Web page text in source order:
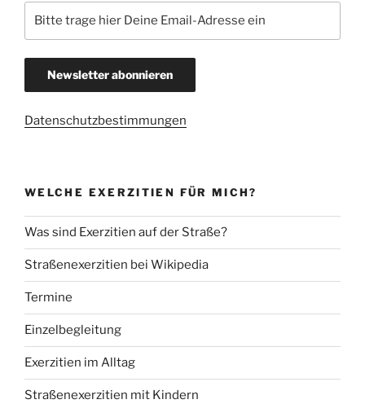
Datenschutzbestimmungen
WELCHE EXERZITIEN FÜR MICH?
Was sind Exerzitien auf der Straße?
Straßenexerzitien bei Wikipedia
Termine
Einzelbegleitung
Exerzitien im Alltag
Straßenexerzitien mit Kindern